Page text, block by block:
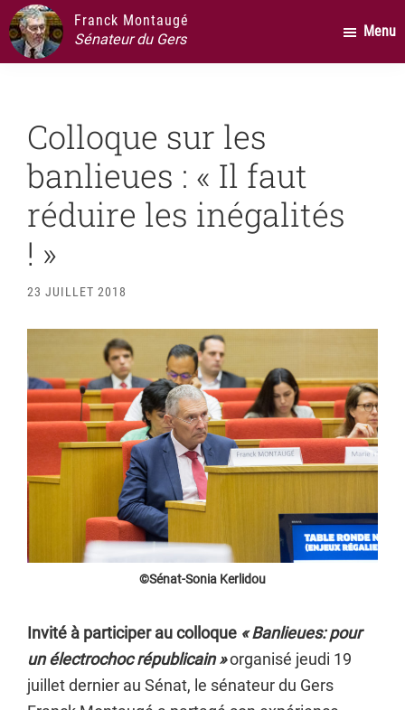
Passer
au
contenu
Passer
la
principale
Passer
au
pied
Franck Montaugé
Sénateur du Gers
Menu
Colloque sur les
banlieues : « Il faut
réduire les inégalités
! »
23 JUILLET 2018
©Sénat-Sonia Kerlidou
Invité à participer au colloque « Banlieues: pour
un électrochoc républicain »organisé jeudi 19
juillet dernier au Sénat, le sénateur du Gers